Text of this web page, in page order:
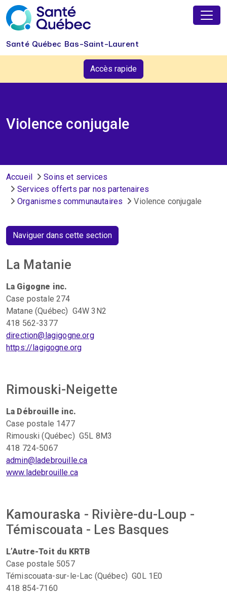
Aller au contenu principal
Santé Québec Bas-Saint-Laurent
Accès rapide
Violence conjugale
Fil d'Ariane
Accueil
Soins et services
Services offerts par nos partenaires
Organismes communautaires
Violence conjugale
Naviguer dans cette section
La Matanie
La Gigogne inc.
Case postale 274
Matane (Québec) G4W 3N2
418 562-3377
direction@lagigogne.org
https://lagigogne.org
Rimouski-Neigette
La Débrouille inc.
Case postale 1477
Rimouski (Québec) G5L 8M3
418 724-5067
admin@ladebrouille.ca
www.ladebrouille.ca
Kamouraska - Rivière-du-Loup -
Témiscouata - Les Basques
L’Autre-Toit du KRTB
Case postale 5057
Témiscouata-sur-le-Lac (Québec) G0L 1E0
418 854-7160